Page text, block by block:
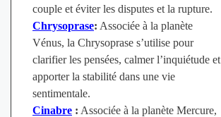
couple et éviter les disputes et la rupture.
Chrysoprase: Associée à la planète
Vénus, la Chrysoprase s’utilise pour
clarifier les pensées, calmer l’inquiétude et
apporter la stabilité dans une vie
sentimentale.
Cinabre: Associée à la planète Mercure,